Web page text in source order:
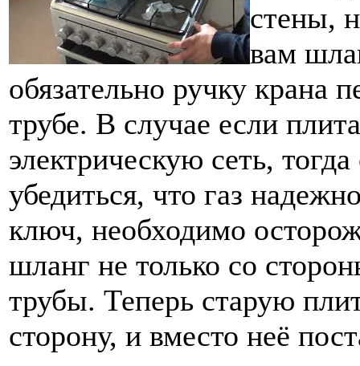
стены,
вам
обязательно ручку крана
трубе. В случае если
электрическую сеть,
убедиться, что газ
ключ, необходимо
шланг не только со
трубы. Теперь старую
сторону, и вместо неё